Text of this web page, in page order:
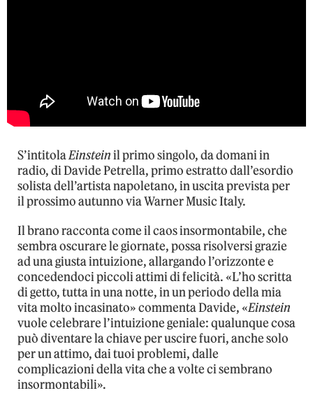
S’intitolaEinsteinil primo singolo, da domani in
radio, di Davide Petrella, primo estratto dall’esordio
solista dell’artista napoletano, in uscita prevista per
il prossimo autunno via Warner Music Italy.
Il brano racconta come il caos insormontabile, che
sembra oscurare le giornate, possa risolversi grazie
ad una giusta intuizione, allargando l’orizzonte e
concedendoci piccoli attimi di felicità. «L’ho scritta
di getto, tutta in una notte, in un periodo della mia
vita molto incasinato» commenta Davide, «Einstein
vuole celebrare l’intuizione geniale: qualunque cosa
può diventare la chiave per uscire fuori, anche solo
per un attimo, dai tuoi problemi, dalle
complicazioni della vita che a volte ci sembrano
insormontabili».